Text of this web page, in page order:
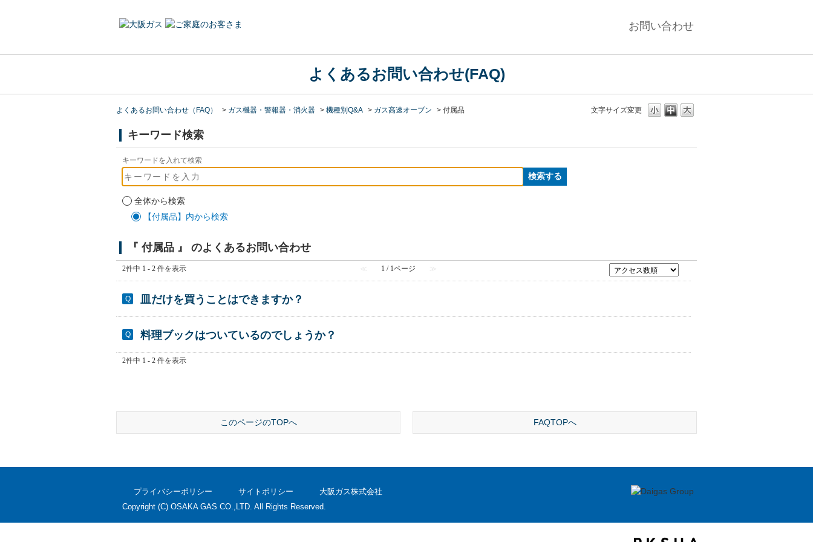
お問い合わせ
よくあるお問い合わせ(FAQ)
文字サイズ変更
よくあるお問い合わせ（FAQ） > ガス機器・警報器・消火器 > 機種別Q&A > ガス高速オーブン > 付属品
キーワード検索
キーワードを入れて検索
全体から検索
【付属品】内から検索
『 付属品 』 のよくあるお問い合わせ
2件中 1 - 2 件を表示 ≪ 1 / 1ページ ≫
皿だけを買うことはできますか？
料理ブックはついているのでしょうか？
2件中 1 - 2 件を表示
このページのTOPへ FAQTOPへ
プライバシーポリシー サイトポリシー
大阪ガス株式会社
Copyright (C) OSAKA GAS CO.,LTD. All Rights Reserved.